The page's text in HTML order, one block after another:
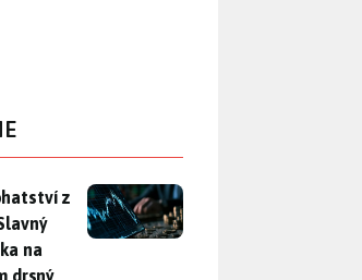
z umělé inteligence? Slavný investor
z
na
drsný